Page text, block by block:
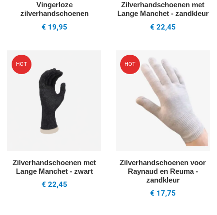
Vingerloze
zilverhandschoenen
€ 19,95
Zilverhandschoenen met
Lange Manchet - zandkleur
€ 22,45
HOT
Voeg toe aan mijn wenslijst
Zilverhandschoenen met
Lange Manchet - zwart
€ 22,45
HOT
Zilverhandschoenen voor
Raynaud en Reuma -
zandkleur
€ 17,75